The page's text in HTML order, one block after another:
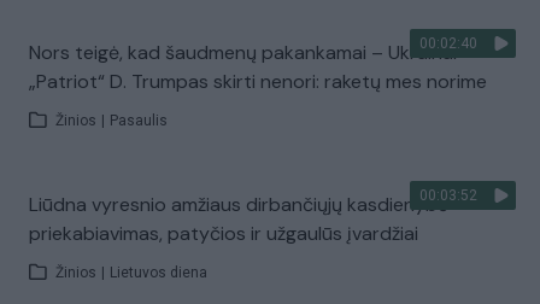
00:02:40
Nors teigė, kad šaudmenų pakankamai – Ukrainai
„Patriot“ D. Trumpas skirti nenori: raketų mes norime
Žinios Pasaulis
00:03:52
Liūdna vyresnio amžiaus dirbančiųjų kasdienybė –
priekabiavimas, patyčios ir užgaulūs įvardžiai
Žinios Lietuvos diena